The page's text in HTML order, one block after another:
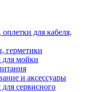
для кабеля,
герметики
для мойки
и аксессуары
сервисного